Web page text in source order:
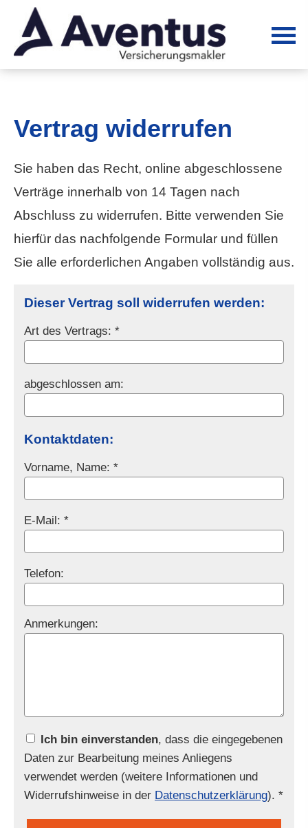
Vertrag widerrufen
Sie haben das Recht, online abgeschlossene
Verträge innerhalb von 14 Tagen nach
Abschluss zu widerrufen. Bitte verwenden Sie
hierfür das nachfolgende Formular und füllen
Sie alle erforderlichen Angaben vollständig aus.
Dieser Vertrag soll widerrufen werden:
Art des Vertrags: *
abgeschlossen am:
Kontaktdaten:
Vorname, Name: *
E-Mail: *
Telefon:
Anmerkungen:
Ich bin einverstanden, dass die eingegebenen
Daten zur Bearbeitung meines Anliegens
verwendet werden (weitere Informationen und
Widerrufshinweise in der Datenschutzerklärung). *